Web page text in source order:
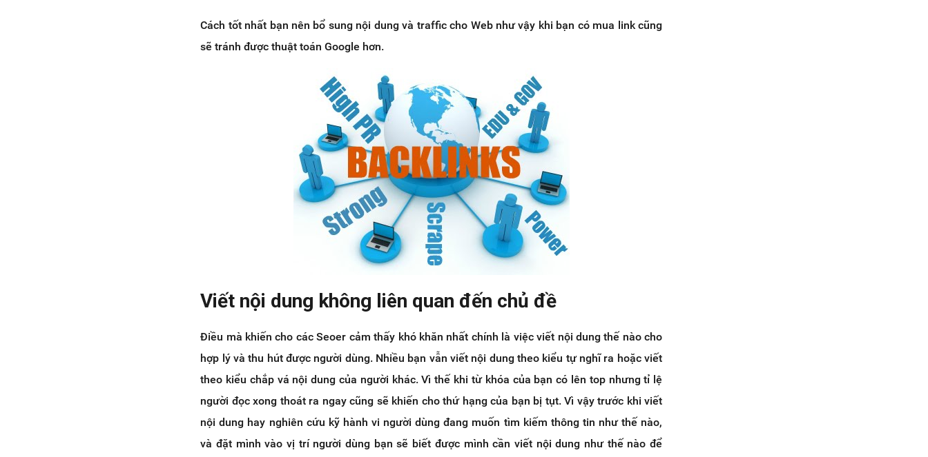
Cách tốt nhất bạn nên bổ sung nội dung và traffic cho Web như vậy khi bạn có mua link cũng
sẽ tránh được thuật toán Google hơn.
Viết nội dung không liên quan đến chủ đề
Điều mà khiến cho các Seoer cảm thấy khó khăn nhất chính là việc viết nội dung thế nào cho
hợp lý và thu hút được người dùng. Nhiều bạn vẫn viết nội dung theo kiểu tự nghĩ ra hoặc viết
theo kiểu chắp vá nội dung của người khác. Vì thế khi từ khóa của bạn có lên top nhưng tỉ lệ
người đọc xong thoát ra ngay cũng sẽ khiến cho thứ hạng của bạn bị tụt. Vì vậy trước khi viết
nội dung hay nghiên cứu kỹ hành vi người dùng đang muốn tìm kiếm thông tin như thế nào,
và đặt mình vào vị trí người dùng bạn sẽ biết được mình cần viết nội dung như thế nào để